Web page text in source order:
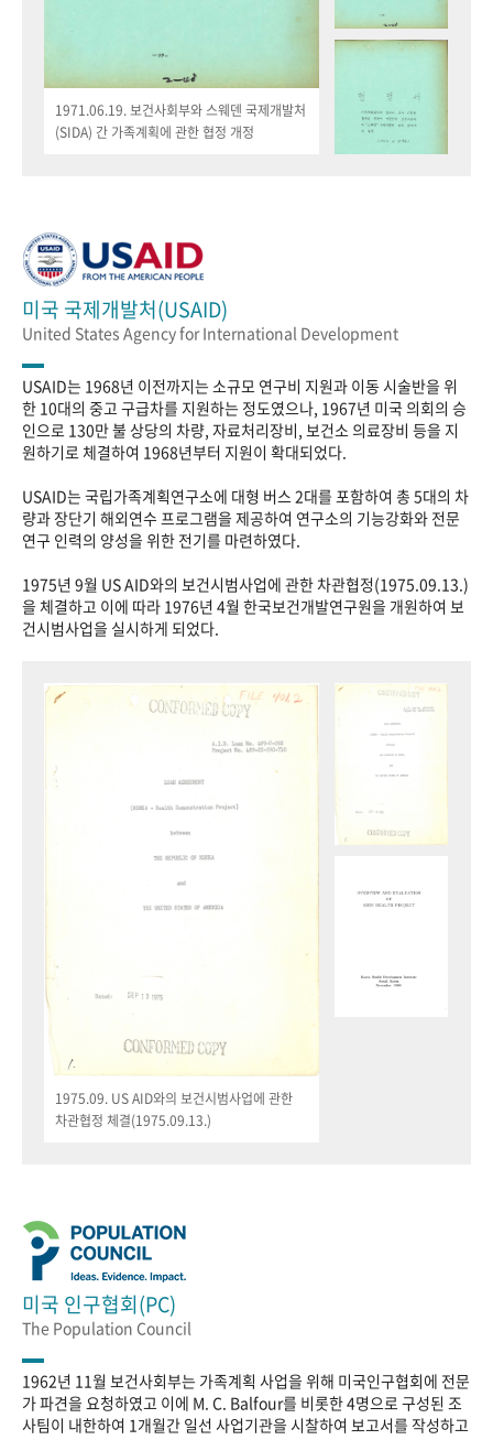
1971.06.19. 보건사회부와 스웨덴 국제개발처
(SIDA) 간 가족계획에 관한 협정 개정
미국 국제개발처(USAID)
United States Agency for International Development
USAID는 1968년 이전까지는 소규모 연구비 지원과 이동 시술반을 위
한 10대의 중고 구급차를 지원하는 정도였으나, 1967년 미국 의회의 승
인으로 130만 불 상당의 차량, 자료처리장비, 보건소 의료장비 등을 지
원하기로 체결하여 1968년부터 지원이 확대되었다.
USAID는 국립가족계획연구소에 대형 버스 2대를 포함하여 총 5대의 차
량과 장단기 해외연수 프로그램을 제공하여 연구소의 기능강화와 전문
연구 인력의 양성을 위한 전기를 마련하였다.
1975년 9월 US AID와의 보건시범사업에 관한 차관협정(1975.09.13.)
을 체결하고 이에 따라 1976년 4월 한국보건개발연구원을 개원하여 보
건시범사업을 실시하게 되었다.
1975.09. US AID와의 보건시범사업에 관한
차관협정 체결(1975.09.13.)
미국 인구협회(PC)
The Population Council
1962년 11월 보건사회부는 가족계획 사업을 위해 미국인구협회에 전문
가 파견을 요청하였고 이에 M. C. Balfour를 비롯한 4명으로 구성된 조
사팀이 내한하여 1개월간 일선 사업기관을 시찰하여 보고서를 작성하고